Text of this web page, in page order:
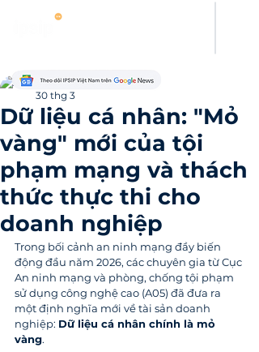
Dữ liệu cá nhân: "Mỏ
vàng" mới của tội
phạm mạng và thách
thức thực thi cho
doanh nghiệp
Thanh Hoang
30 thg 3
Trong bối cảnh an ninh mạng đầy biến
động đầu năm 2026, các chuyên gia từ Cục
An ninh mạng và phòng, chống tội phạm
sử dụng công nghệ cao (A05) đã đưa ra
một định nghĩa mới về tài sản doanh
nghiệp: Dữ liệu cá nhân chính là mỏ
vàng.